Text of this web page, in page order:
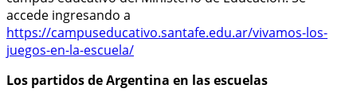
accede ingresando a
https://campuseducativo.santafe.edu.ar/vivamos-los-
juegos-en-la-escuela/
Los partidos de Argentina en las escuelas